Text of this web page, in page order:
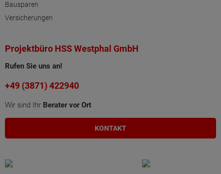
Bausparen
Versicherungen
Projektbüro HSS Westphal GmbH
Rufen Sie uns an!
+49 (3871) 422940
Wir sind Ihr Berater vor Ort
KONTAKT